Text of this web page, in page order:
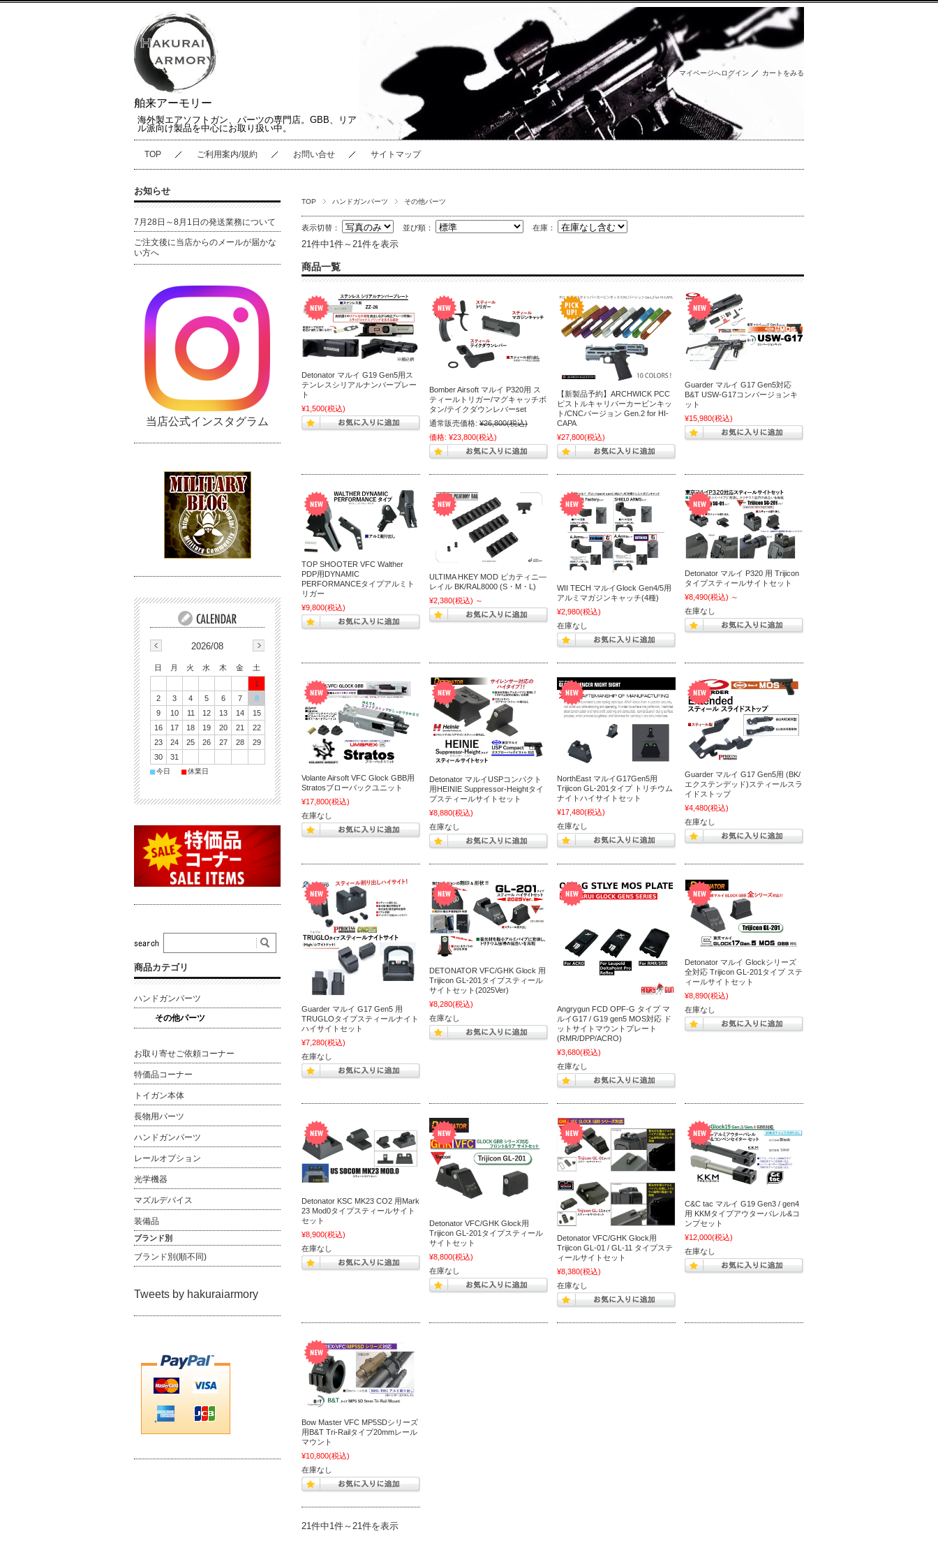
舶来アーモリー
海外製エアソフトガン、パーツの専門店。GBB、リア
ル派向け製品を中心にお取り扱い中。
マイページへログイン カートをみる
TOP ご利用案内/規約 お問い合せ サイトマップ
TOP ハンドガンパーツ その他パーツ
表示切替： 並び順： 在庫：
21件中1件～21件を表示
商品一覧
Detonator マルイ G19 Gen5用ス
テンレスシリアルナンバープレー
ト
¥1,500(税込)
Bomber Airsoft マルイ P320用 ス
ティールトリガー/マグキャッチボ
タン/テイクダウンレバーset
通常販売価格: ¥26,800(税込)
価格: ¥23,800(税込)
【新製品予約】ARCHWICK PCC
ピストルキャリバーカービンキッ
ト/CNCバージョン Gen.2 for HI-
CAPA
¥27,800(税込)
Guarder マルイ G17 Gen5対応
B&T USW-G17コンバージョンキ
ット
¥15,980(税込)
TOP SHOOTER VFC Walther
PDP用DYNAMIC
PERFORMANCEタイプアルミト
リガー
¥9,800(税込)
ULTIMA HKEY MOD ピカティニ―
レイル BK/RAL8000 (S・M・L)
¥2,380(税込) ～
WII TECH マルイGlock Gen4/5用
アルミマガジンキャッチ(4種)
¥2,980(税込)
在庫なし
Detonator マルイ P320 用 Trijicon
タイプスティールサイトセット
¥8,490(税込) ～
在庫なし
Volante Airsoft VFC Glock GBB用
Stratosブローバックユニット
¥17,800(税込)
在庫なし
Detonator マルイUSPコンパクト
用HEINIE Suppressor-Heightタイ
プスティールサイトセット
¥8,880(税込)
在庫なし
NorthEast マルイG17Gen5用
Trijicon GL-201タイプ トリチウム
ナイトハイサイトセット
¥17,480(税込)
在庫なし
Guarder マルイ G17 Gen5用 (BK/
エクステンデッド)スティールスラ
イドストップ
¥4,480(税込)
在庫なし
Guarder マルイ G17 Gen5 用
TRUGLOタイプスティールナイト
ハイサイトセット
¥7,280(税込)
在庫なし
DETONATOR VFC/GHK Glock 用
Trijicon GL-201タイプスティール
サイトセット(2025Ver)
¥8,280(税込)
在庫なし
Angrygun FCD OPF-G タイプ マ
ルイG17 / G19 gen5 MOS対応 ド
ットサイトマウントプレート
(RMR/DPP/ACRO)
¥3,680(税込)
在庫なし
Detonator マルイ Glockシリーズ
全対応 Trijicon GL-201タイプ ステ
ィールサイトセット
¥8,890(税込)
在庫なし
Detonator KSC MK23 CO2 用Mark
23 Mod0タイプスティールサイト
セット
¥8,900(税込)
在庫なし
Detonator VFC/GHK Glock用
Trijicon GL-201タイプスティール
サイトセット
¥8,800(税込)
在庫なし
Detonator VFC/GHK Glock用
Trijicon GL-01 / GL-11 タイプステ
ィールサイトセット
¥8,380(税込)
在庫なし
C&C tac マルイ G19 Gen3 / gen4
用 KKMタイプアウターバレル&コ
ンプセット
¥12,000(税込)
在庫なし
Bow Master VFC MP5SDシリーズ
用B&T Tri-Railタイプ20mmレール
マウント
¥10,800(税込)
在庫なし
21件中1件～21件を表示
お知らせ
7月28日～8月1日の発送業務について
ご注文後に当店からのメールが届かな
い方へ
当店公式インスタグラム
2026/08
日 月 火 水 木 金
土
1
2
3 4 5 6 7
8
9
10 11 12 13 14
15
16
17 18 19 20 21
22
23
24 25 26 27 28
29
30
31
■今日 ■休業日
商品カテゴリ
ハンドガンパーツ
その他パーツ
お取り寄せご依頼コーナー
特価品コーナー
トイガン本体
長物用パーツ
ハンドガンパーツ
レールオプション
光学機器
マズルデバイス
装備品
ブランド別
ブランド別(順不同)
Tweets by hakuraiarmory